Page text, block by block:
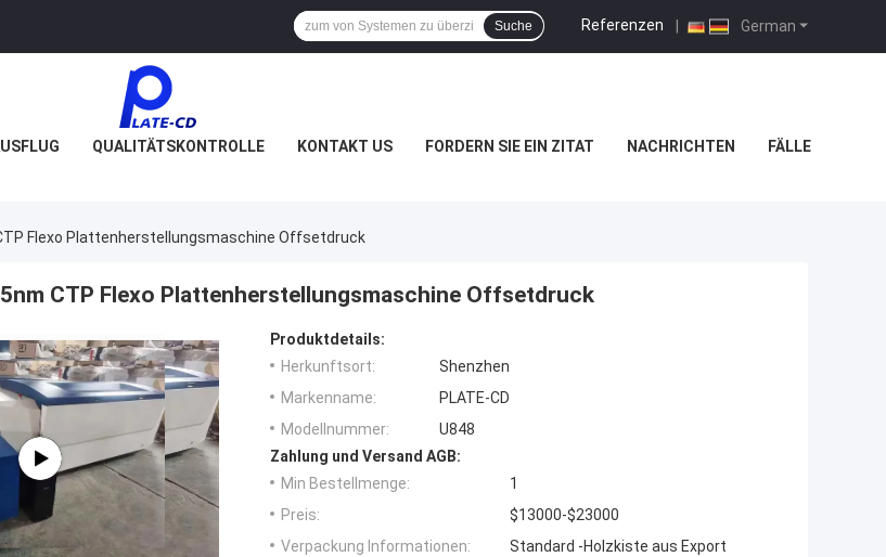
German
Referenzen |
Suche
QUALITÄTSKONTROLLE KONTAKT US FORDERN SIE EIN ZITAT NACHRICHTEN FÄLLE
Flexo Plattenherstellungsmaschine Offsetdruck
CTP Flexo Plattenherstellungsmaschine Offsetdruck
Produktdetails:
Herkunftsort:
Shenzhen
Markenname:
PLATE-CD
Modellnummer:
U848
Zahlung und Versand AGB:
Min Bestellmenge:
1
Preis:
$13000-$23000
Verpackung Informationen:
Standard -Holzkiste aus Export